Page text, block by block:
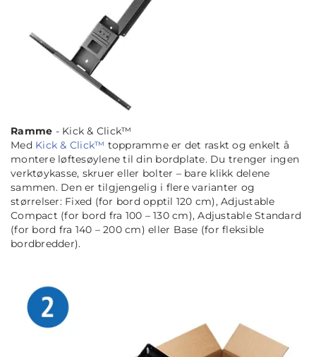
Ramme - Kick & Click™
Med Kick & Click™ toppramme er det raskt og enkelt å
montere løftesøylene til din bordplate. Du trenger ingen
verktøykasse, skruer eller bolter – bare klikk delene
sammen. Den er tilgjengelig i flere varianter og
størrelser: Fixed (for bord opptil 120 cm), Adjustable
Compact (for bord fra 100 – 130 cm), Adjustable Standard
(for bord fra 140 – 200 cm) eller Base (for fleksible
bordbredder).